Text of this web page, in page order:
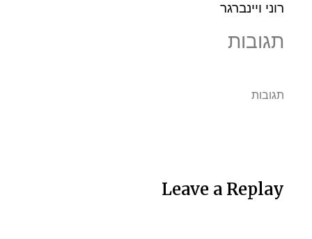
רוני ויינברגר
תגובות
תגובות
Leave a Replay